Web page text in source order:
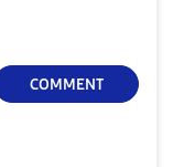
COMMENT